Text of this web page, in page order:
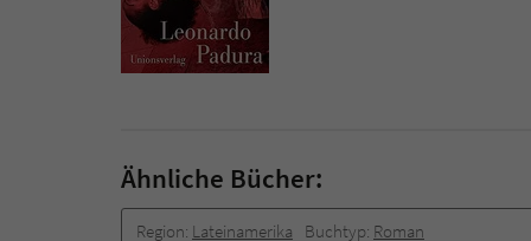
Ähnliche Bücher:
Region: Lateinamerika Buchtyp: Roman